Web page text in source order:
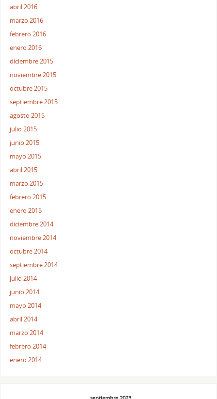
abril 2016
marzo 2016
febrero 2016
enero 2016
diciembre 2015
noviembre 2015
octubre 2015
septiembre 2015
agosto 2015
julio 2015
junio 2015
mayo 2015
abril 2015
marzo 2015
febrero 2015
enero 2015
diciembre 2014
noviembre 2014
octubre 2014
septiembre 2014
julio 2014
junio 2014
mayo 2014
abril 2014
marzo 2014
febrero 2014
enero 2014